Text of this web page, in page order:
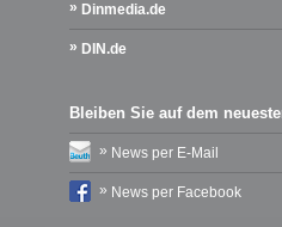
Dinmedia.de
DIN.de
Bleiben Sie auf dem
News per E-Mail
News per Facebook